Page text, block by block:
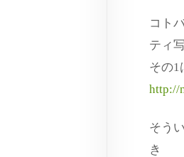
コト
ティ
その1
http://
そう
き